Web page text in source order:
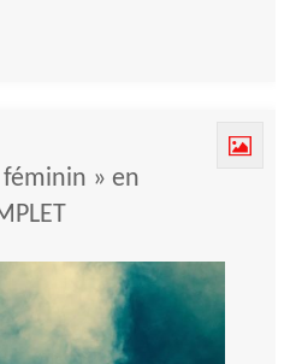
» en